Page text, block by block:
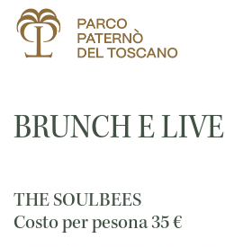
BRUNCH E
THE SOULBEES
Costo per pesona35€